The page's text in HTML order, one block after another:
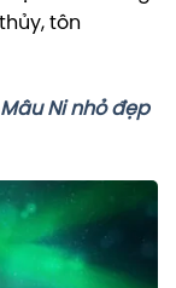
tôn
Ni nhỏ đẹp